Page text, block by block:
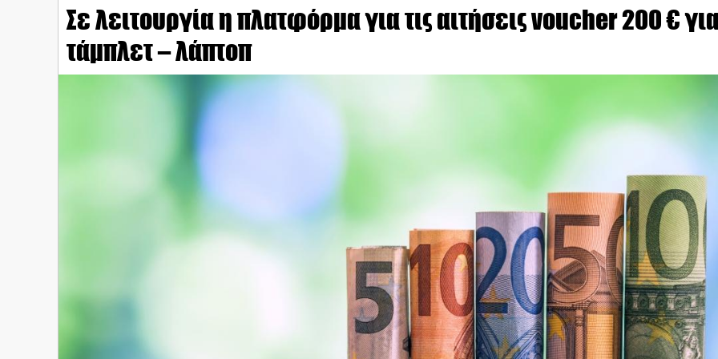
Σε λειτουργία η πλατφόρμα για τις αιτήσεις voucher 200 €
τάμπλετ – λάπτοπ